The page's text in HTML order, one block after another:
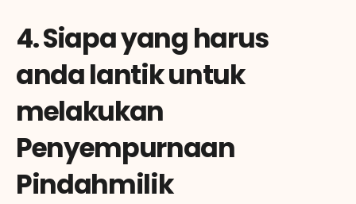
4. Siapa yang harus
anda lantik untuk
melakukan
Penyempurnaan
Pindahmilik